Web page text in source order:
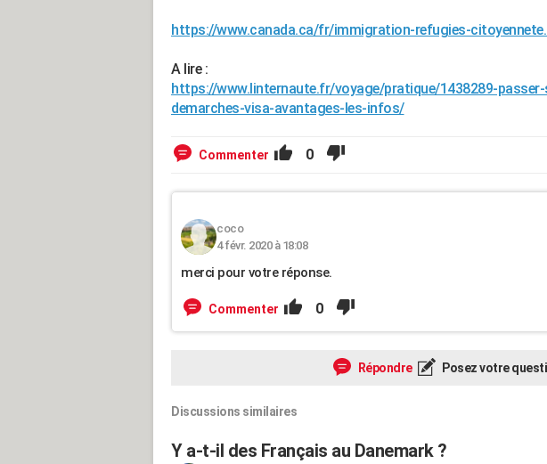
https://www.canada.ca/fr/immigration-refugies-
A lire :
https://www.linternaute.fr/voyage/pratique/1438289-
demarches-visa-avantages-les-infos/
Commenter 0
coco
4 févr. 2020 à 18:08
merci pour votre réponse.
Commenter 0
Répondre Posez votre
Discussions similaires
Y a-t-il des Français au Danemark ?